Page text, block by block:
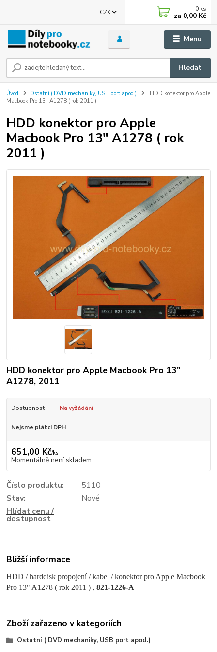
Menu
CZK
Hledat
0 ks
za 0,00 Kč
Úvod Ostatní ( DVD mechaniky, USB port apod.)
HDD konektor pro Apple
Macbook Pro 13" A1278 ( rok 2011 )
HDD konektor pro Apple
Macbook Pro 13" A1278 ( rok
2011 )
HDD konektor pro Apple Macbook Pro 13"
A1278, 2011
Dostupnost Na vyžádání
Nejsme plátci DPH
651,00 Kč/ks
Momentálně není skladem
Číslo produktu:
5110
Stav:
Nové
Hlídat cenu /
dostupnost
Bližší informace
HDD / harddisk propojení / kabel / konektor pro Apple Macbook
Pro 13" A1278 ( rok 2011 ) ,821-1226-A
Zboží zařazeno v kategoriích
Ostatní ( DVD mechaniky, USB port apod.)